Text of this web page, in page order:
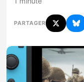
Mises à jour
Chiffres de
Rumeurs
PARTAGER